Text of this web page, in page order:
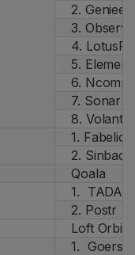
2. Geniee
3.
4.
5. Element
6.
7. Sonar
8. Volantis
1. Fabelio
2. Sinbad
Qoala
1. TADA
2. Postr
Loft
1. Goers